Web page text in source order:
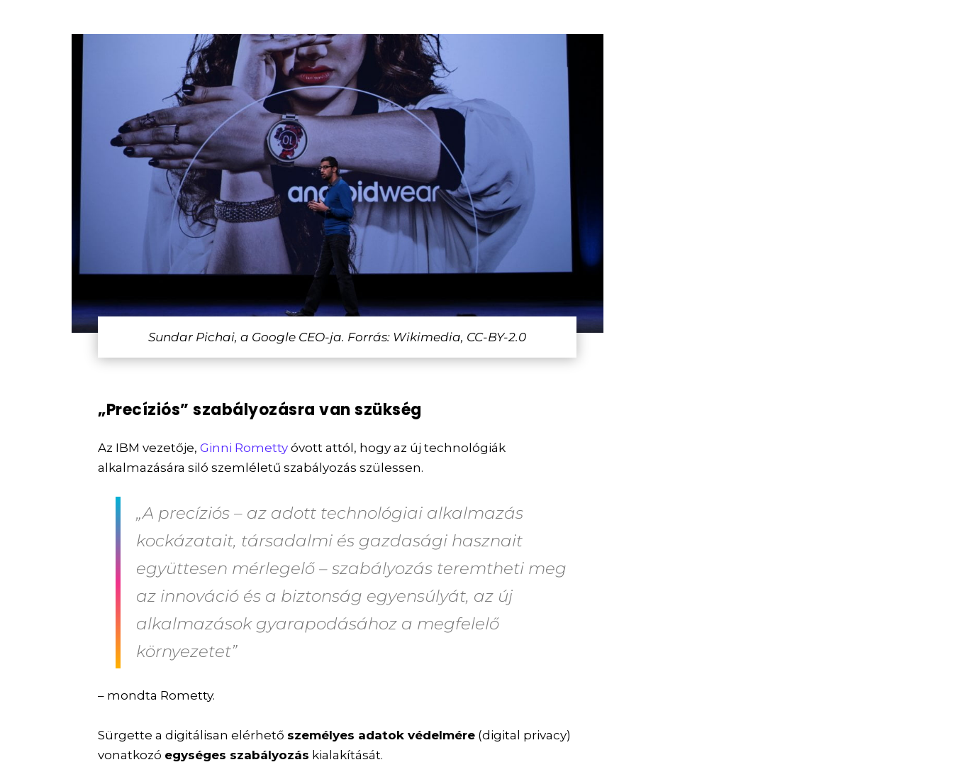
Sundar Pichai, a Google CEO-ja. Forrás: Wikimedia, CC-BY-2.0
„Precíziós” szabályozásra van szükség
Az IBM vezetője,Ginni Rometty óvott attól, hogy az új technológiák
alkalmazására siló szemléletű szabályozás szülessen.
„A precíziós – az adott technológiai alkalmazás
kockázatait, társadalmi és gazdasági hasznait
együttesen mérlegelő – szabályozás teremtheti meg
az innováció és a biztonság egyensúlyát, az új
alkalmazások gyarapodásához a megfelelő
környezetet”
– mondta Rometty.
Sürgette a digitálisan elérhető személyes adatok védelmére (digital privacy)
vonatkozó egységes szabályozás kialakítását.